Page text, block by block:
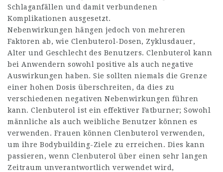
Schlaganfällen und damit verbundenen
Komplikationen ausgesetzt.
Nebenwirkungen hängen jedoch von mehreren
Faktoren ab, wie Clenbuterol-Dosen, Zyklusdauer,
Alter und Geschlecht des Benutzers. Clenbuterol kann
bei Anwendern sowohl positive als auch negative
Auswirkungen haben. Sie sollten niemals die Grenze
einer hohen Dosis überschreiten, da dies zu
verschiedenen negativen Nebenwirkungen führen
kann. Clenbuterol ist ein effektiver Fatburner; Sowohl
männliche als auch weibliche Benutzer können es
verwenden. Frauen können Clenbuterol verwenden,
um ihre Bodybuilding-Ziele zu erreichen. Dies kann
passieren, wenn Clenbuterol über einen sehr langen
Zeitraum unverantwortlich verwendet wird,